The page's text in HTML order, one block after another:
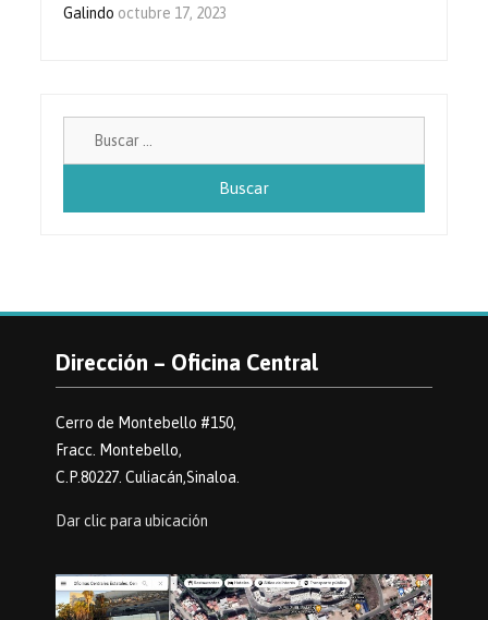
Galindo octubre 17, 2023
Dirección – Oficina Central
Cerro de Montebello #150,
Fracc. Montebello,
C.P.80227. Culiacán,Sinaloa.
Dar clic para ubicación